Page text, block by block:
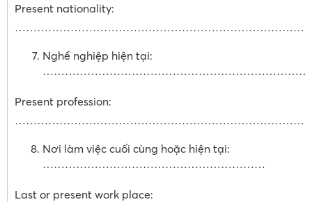
Present nationality:
Nghề nghiệp hiện tại:
Present profession:
Nơi làm việc cuối cùng hoặc hiện tại:
……………………………………………………
Last or present work place: